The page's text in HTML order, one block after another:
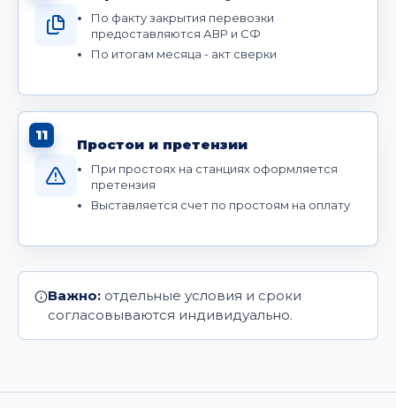
По факту закрытия перевозки
предоставляются АВР и СФ
По итогам месяца - акт сверки
11
Простои и претензии
При простоях на станциях оформляется
претензия
Выставляется счет по простоям на оплату
Важно: отдельные условия и сроки
согласовываются индивидуально.